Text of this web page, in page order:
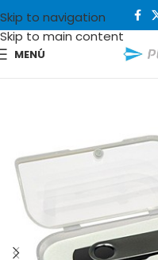
Skip to navigation
Skip to main content
MENÚ